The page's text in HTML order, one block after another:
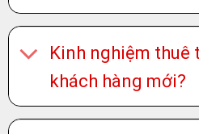
Kinh nghiệm thuê
khách hàng mới?